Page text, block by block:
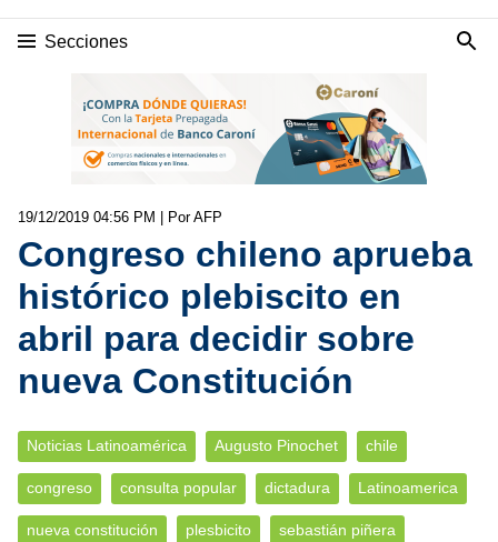
Secciones
19/12/2019 04:56 PM | Por AFP
Congreso chileno aprueba
histórico plebiscito en
abril para decidir sobre
nueva Constitución
Noticias Latinoamérica Augusto Pinochet chile
congreso consulta popular dictadura Latinoamerica
nueva constitución plesbicito sebastián piñera